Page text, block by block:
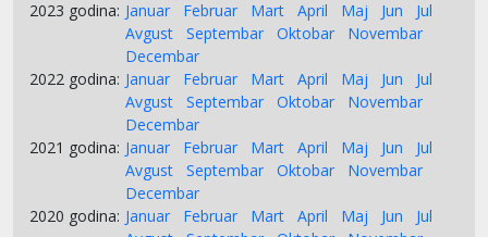
2023 godina: Januar Februar Mart April Maj Jun
Jul
Avgust
Septembar Oktobar
Novembar
Decembar
2022 godina: Januar Februar Mart April Maj Jun
Jul
Avgust
Septembar Oktobar
Novembar
Decembar
2021 godina: Januar Februar Mart April Maj Jun
Jul
Avgust
Septembar Oktobar
Novembar
Decembar
2020 godina: Januar Februar Mart April Maj Jun
Jul